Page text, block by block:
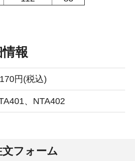
報
円(税込)
、NTA402
文フォーム